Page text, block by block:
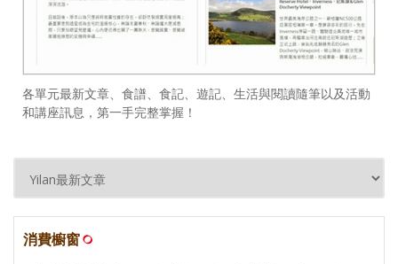
各單元最新文章、食譜、食記、遊記、生活與閱讀隨筆以及活動
和講座訊息，第一手完整掌握！
消費櫥窗